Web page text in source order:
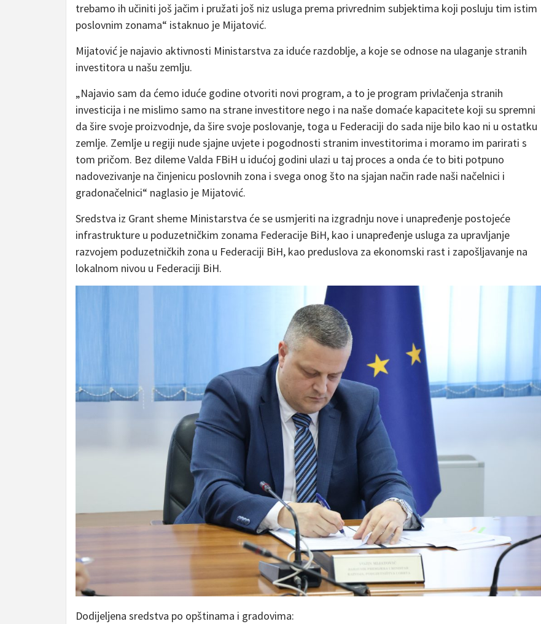
trebamo ih učiniti još jačim i pružati još niz usluga prema privrednim subjektima koji posluju tim istim
poslovnim zonama“ istaknuo je Mijatović.
Mijatović je najavio aktivnosti Ministarstva za iduće razdoblje, a koje se odnose na ulaganje stranih
investitora u našu zemlju.
„Najavio sam da ćemo iduće godine otvoriti novi program, a to je program privlačenja stranih
investicija i ne mislimo samo na strane investitore nego i na naše domaće kapacitete koji su spremni
da šire svoje proizvodnje, da šire svoje poslovanje, toga u Federaciji do sada nije bilo kao ni u ostatku
zemlje. Zemlje u regiji nude sjajne uvjete i pogodnosti stranim investitorima i moramo im parirati s
tom pričom. Bez dileme Valda FBiH u idućoj godini ulazi u taj proces a onda će to biti potpuno
nadovezivanje na činjenicu poslovnih zona i svega onog što na sjajan način rade naši načelnici i
gradonačelnici“ naglasio je Mijatović.
Sredstva iz Grant sheme Ministarstva će se usmjeriti na izgradnju nove i unapređenje postojeće
infrastrukture u poduzetničkim zonama Federacije BiH, kao i unapređenje usluga za upravljanje
razvojem poduzetničkih zona u Federaciji BiH, kao preduslova za ekonomski rast i zapošljavanje na
lokalnom nivou u Federaciji BiH.
Dodijeljena sredstva po opštinama i gradovima: